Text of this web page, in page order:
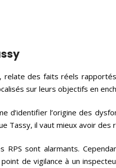
relate des faits réels
sur leurs objectifs en
l’origine des
Tassy, il vaut mieux avoir
sont alarmants.
de vigilance à un